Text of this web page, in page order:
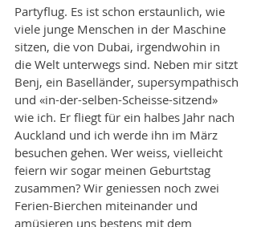
Partyflug. Es ist schon erstaunlich, wie
viele junge Menschen in der Maschine
sitzen, die von Dubai, irgendwohin in
die Welt unterwegs sind. Neben mir sitzt
Benj, ein Baselländer, supersympathisch
und «in-der-selben-Scheisse-sitzend»
wie ich. Er fliegt für ein halbes Jahr nach
Auckland und ich werde ihn im März
besuchen gehen. Wer weiss, vielleicht
feiern wir sogar meinen Geburtstag
zusammen? Wir geniessen noch zwei
Ferien-Bierchen miteinander und
amüsieren uns bestens mit dem